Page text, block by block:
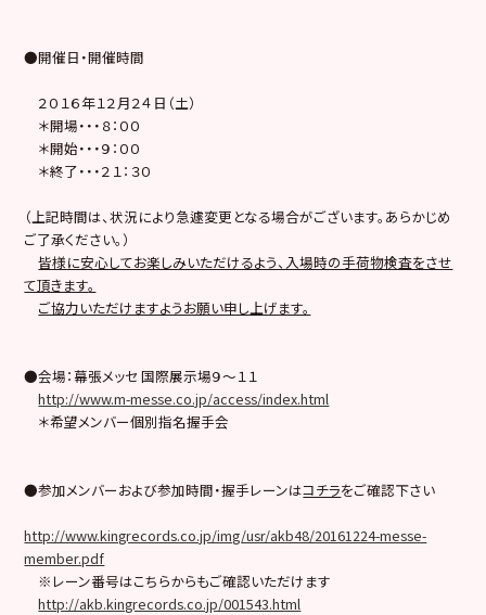
●開催日・開催時間­
２０１６年１２月２４日（土）
＊開場・・・８：００
＊開始・・・９：００
＊終了・・・２１：３０
（上記時間は、状況により急遽変更となる場合がございます。あらかじめ
ご了承ください。）
皆様に安心してお楽しみいただけるよう、入場時の手荷物検査をさせ
て頂きます。
ご協力いただけますようお願い申し上げます。
●会場：幕張メッセ 国際展示場９〜１１
http://www.m-messe.co.jp/access/index.html
＊希望メンバー個別指名握手会
●参加メンバーおよび参加時間・握手レーンはコチラをご確認下さい
http://www.kingrecords.co.jp/img/usr/akb48/20161224-messe-
member.pdf
※レーン番号はこちらからもご確認いただけます
http://akb.kingrecords.co.jp/001543.html